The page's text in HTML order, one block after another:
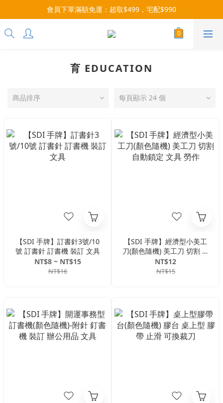
每月9號會員日，消費點數3倍送！把握機會，趕緊下單！
07/28-08/31 爸氣一擊・限時開搶
每月9號會員日，消費點數3倍送！把握機會，趕緊下單！
育 EDUCATION
商品排序 每頁顯示 24 個
【SDI 手牌】訂書針3號/10
號 訂書針 訂書機 裝訂 文具
NT$8 ~ NT$15
NT$16
【SDI 手牌】經濟型小美工
刀(顏色隨機) 美工刀 切割 自
動鎖定 文具 勞作
NT$12
NT$15